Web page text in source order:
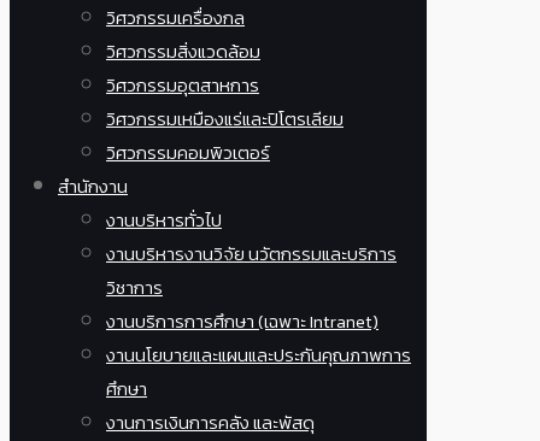
วิศวกรรมเครื่องกล
วิศวกรรมสิ่งแวดล้อม
วิศวกรรมอุตสาหการ
วิศวกรรมเหมืองแร่และปิโตรเลียม
วิศวกรรมคอมพิวเตอร์
สำนักงาน
งานบริหารทั่วไป
งานบริหารงานวิจัย นวัตกรรมและบริการ
วิชาการ
งานบริการการศึกษา (เฉพาะ Intranet)
งานนโยบายและแผนและประกันคุณภาพการ
ศึกษา
งานการเงินการคลัง และพัสดุ